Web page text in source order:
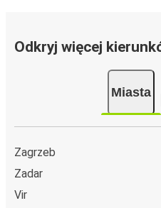
Odkryj więcej
Miasta
Zagrzeb
Zadar
Vir